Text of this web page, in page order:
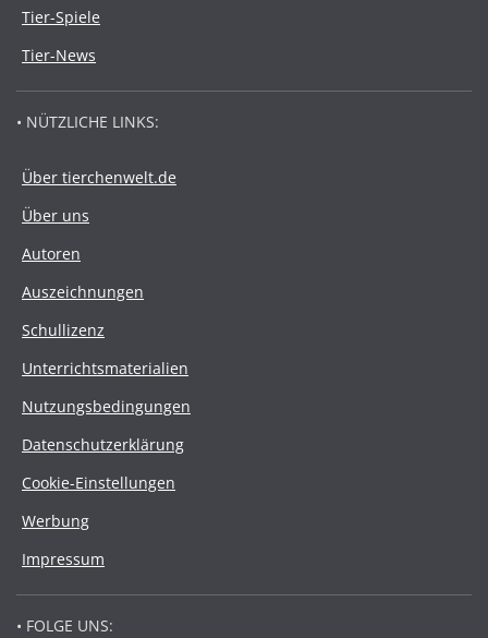
Tier-Spiele
Tier-News
• NÜTZLICHE LINKS:
Über tierchenwelt.de
Über uns
Autoren
Auszeichnungen
Schullizenz
Unterrichtsmaterialien
Nutzungsbedingungen
Datenschutzerklärung
Cookie-Einstellungen
Werbung
Impressum
• FOLGE UNS: